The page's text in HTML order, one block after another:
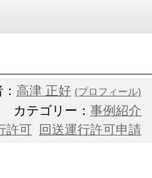
高津 正好 (プロフィール)
カテゴリー： 事例紹介
許可 回送運行許可申請